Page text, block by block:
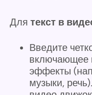
Для текст в
Введите
включающее
эффекты
музыки,